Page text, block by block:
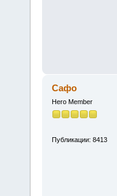
Сафо
Hero Member
Публикации: 8413